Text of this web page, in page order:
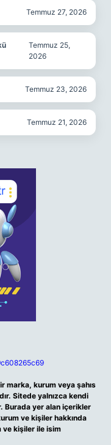
Temmuz 27, 2026
Temmuz 25,
2026
Temmuz 23, 2026
Temmuz 21, 2026
marka, kurum veya şahıs
Sitede yalnızca kendi
Burada yer alan içerikler
ve kişiler hakkında
ve kişiler ile isim